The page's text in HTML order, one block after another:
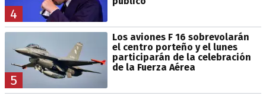
4
5
Los aviones F 16 sobrevolarán
el centro porteño y el lunes
participarán de la celebración
de la Fuerza Aérea